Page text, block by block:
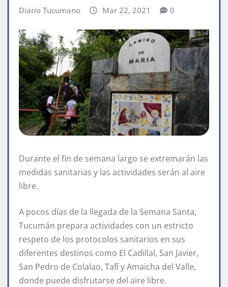
Diario Tucumano Mar 22, 2021 0
Durante el fin de semana largo se extremarán las
medidas sanitarias y las actividades serán al aire
libre.
A pocos días de la llegada de la Semana Santa,
Tucumán prepara actividades con un estricto
respeto de los protocolos sanitarios en sus
diferentes destinos como El Cadillal, San Javier,
San Pedro de Colalao, Tafí y Amaicha del Valle,
donde puede disfrutarse del aire libre.